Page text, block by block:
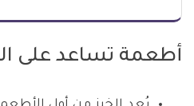
أطعمة تساعد على